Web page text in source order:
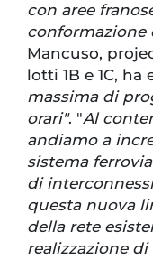
con aree
conformazione
Mancuso,
lotti 1B e 1C,
massima di
orari". "Al
andiamo a
sistema
di
questa nuova
della rete
realizzazione